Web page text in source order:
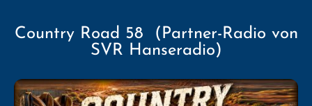
Country Road 58 (Partner-Radio von
SVR Hanseradio)